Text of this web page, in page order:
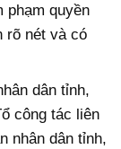
phạm quyền
rõ nét và có
dân tỉnh,
công tác liên
nhân dân tỉnh,